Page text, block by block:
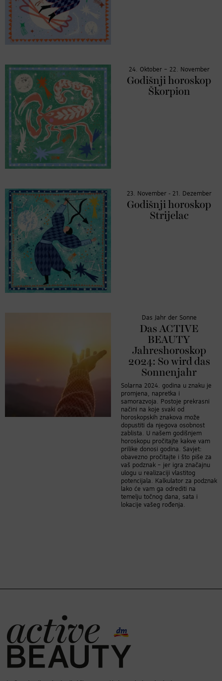
24. Oktober – 22. November
Godišnji horoskop
Škorpion
23. November - 21. Dezember
Godišnji horoskop
Strijelac
Das Jahr der Sonne
Das ACTIVE
BEAUTY
Jahreshoroskop
2024: So wird das
Sonnenjahr
Solarna 2024. godina u znaku je
promjena, napretka i
samorazvoja. Postoje prekrasni
načini na koje svaki od
horoskopskih znakova može
dopustiti da njegova osobnost
zablista. U našem godišnjem
horoskopu pročitajte kakve vam
prilike donosi godina. Savjet:
obavezno pročitajte i što piše za
vaš podznak – jer igra značajnu
ulogu u realizaciji vlastitog
potencijala. Kalkulator za podznak
lako će vam ga odrediti na
temelju točnog dana, sata i
lokacije vašeg rođenja.